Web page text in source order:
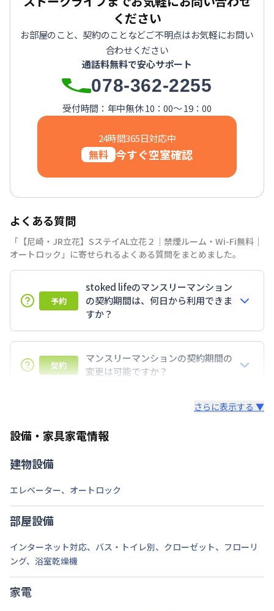
ください
お部屋のこと、契約のことなどご不明点はお気軽にお問い
合わせください
通話料無料で安心サポート
078-362-2255
受付時間：年中無休 10：00～ 19：00
24時間365日対応中
無料 今すぐ空室確認
よくある質問
「【尼崎・JR立花】SステイAL立花２｜禁煙ルーム・Wi-Fi無料｜
オートロック」に寄せられるよくある質問をまとめました。
予約
stoked lifeのマンスリーマンション
の契約期間は、何日から利用できま
すか？
7日以上からのご契約期間ですが1ヶ月（30日）以上
のご契約期間の地域もございますのでお気軽にお問い
合わせください。
契約
マンスリーマンションの契約期間の
変更は可能ですか？
約が入っていなければ、ご対応可能です。その際、再
い。期間の変更がある場合は、できるだけお早めにご
さらに表示する ▼
設備・家具家電情報
建物設備
エレベーター、 オートロック
部屋設備
インターネット対応、 バス・トイレ別、 クローゼット、 フローリ
ング、 浴室乾燥機
家電